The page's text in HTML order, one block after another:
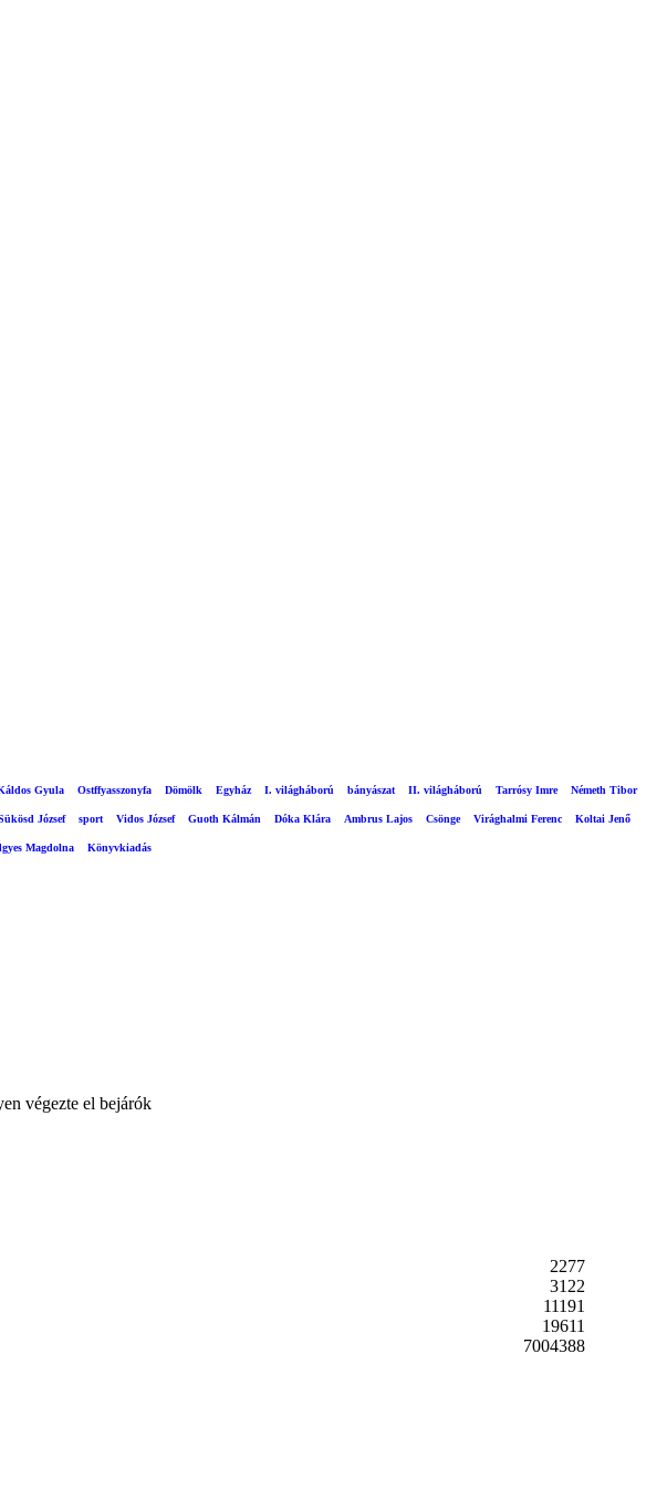
Gyula Ostffyasszonyfa Dömölk Egyház I. világháború bányászat II. világháború Tarrósy Imre Németh Tibor
József sport Vidos József Guoth Kálmán Dóka Klára Ambrus Lajos Csönge Virághalmi Ferenc Koltai Jenő
Magdolna Könyvkiadás
végezte el bejárók
2277
3122
11191
19611
7004388